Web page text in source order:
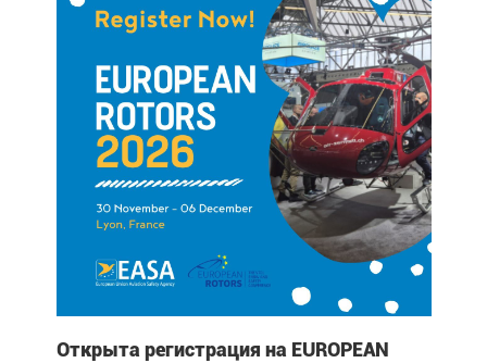
Открыта регистрация на EUROPEAN